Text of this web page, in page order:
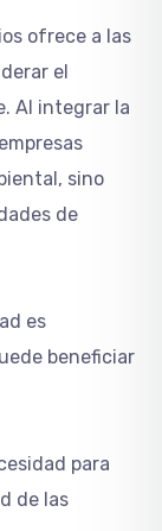
ofrece a las
el
Al integrar la
sino
de
es
beneficiar
para
de las